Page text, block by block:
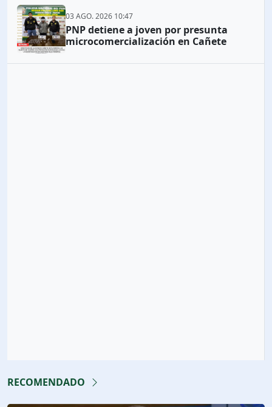
03 AGO. 2026 10:47
PNP detiene a joven por presunta
microcomercialización en Cañete
RECOMENDADO